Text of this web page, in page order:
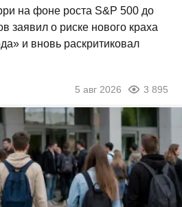
на фоне роста S&P 500 до
заявил о риске нового краха
и вновь раскритиковал
5 авг 2026 3 895